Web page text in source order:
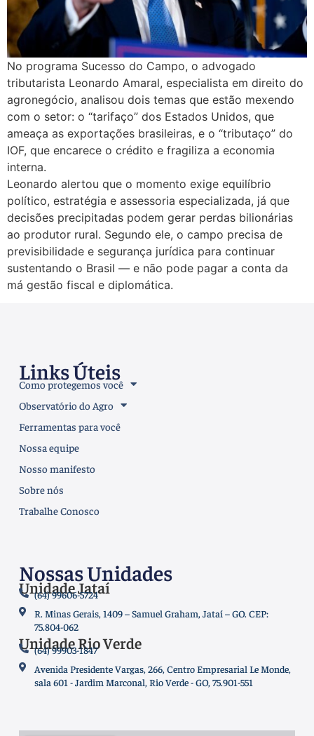
No programa Sucesso do Campo, o advogado
tributarista Leonardo Amaral, especialista em direito do
agronegócio, analisou dois temas que estão mexendo
com o setor: o “tarifaço” dos Estados Unidos, que
ameaça as exportações brasileiras, e o “tributaço” do
IOF, que encarece o crédito e fragiliza a economia
interna.
Leonardo alertou que o momento exige equilíbrio
político, estratégia e assessoria especializada, já que
decisões precipitadas podem gerar perdas bilionárias
ao produtor rural. Segundo ele, o campo precisa de
previsibilidade e segurança jurídica para continuar
sustentando o Brasil — e não pode pagar a conta da
má gestão fiscal e diplomática.
Links Úteis
Como protegemos você
Observatório do Agro
Ferramentas para você
Nossa equipe
Nosso manifesto
Sobre nós
Trabalhe Conosco
Nossas Unidades
Unidade Jataí
(64) 99606-5724
R. Minas Gerais, 1409 – Samuel Graham, Jataí – GO. CEP:
75.804-062
Unidade Rio Verde
(64) 99903-1847
Avenida Presidente Vargas, 266, Centro Empresarial Le Monde,
sala 601 - Jardim Marconal, Rio Verde - GO, 75.901-551